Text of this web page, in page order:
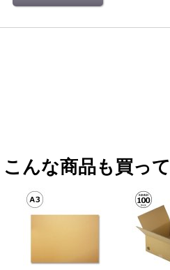
んな商品も買っ